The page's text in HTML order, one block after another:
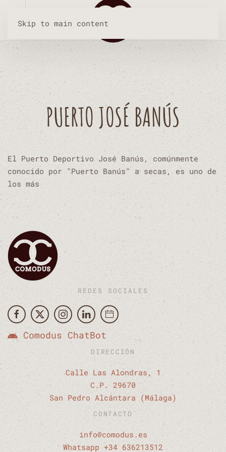
Skip to main content
PUERTO JOSÉ BANÚS
El Puerto Deportivo José Banús, comúnmente
conocido por "Puerto Banús" a secas, es uno de
los más
REDES SOCIALES
Comodus ChatBot
DIRECCIÓN
Calle Las Alondras, 1
C.P. 29670
San Pedro Alcántara (Málaga)
CONTACTO
info@comodus.es
Whatsapp +34 636213512